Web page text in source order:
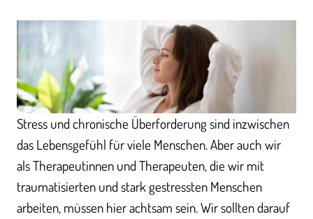
Stress und chronische Überforderung sind inzwischen
das Lebensgefühl für viele Menschen. Aber auch wir
als Therapeutinnen und Therapeuten, die wir mit
traumatisierten und stark gestressten Menschen
arbeiten, müssen hier achtsam sein. Wir sollten darauf